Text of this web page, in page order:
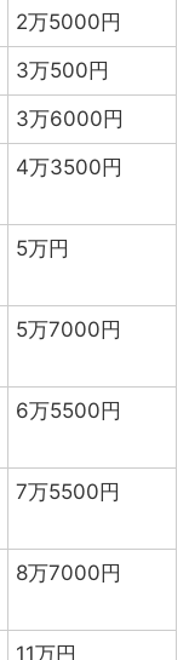
2万5000円
3万500円
3万6000円
4万3500円
5万円
5万7000円
6万5500円
7万5500円
8万7000円
11万円